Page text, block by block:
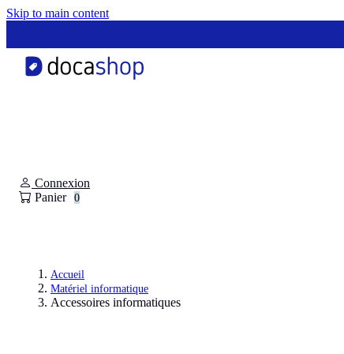
Skip to main content
Connexion
Panier
0
Accueil
Matériel informatique
Accessoires informatiques
Panneau de gestion des cookies